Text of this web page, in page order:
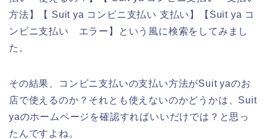
方法】【 Suit ya コンビニ支払い 支払い】【Suit ya コ
ンビニ支払い エラー】という風に検索をしてみまし
た。
その結果、コンビニ支払いの支払い方法がSuit yaのお
店で使えるのか？それとも使えないのかどうかは、Suit
yaのホームページを確認すればいいだけでは？と思っ
たんですよね。